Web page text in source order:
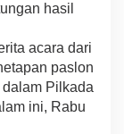
hasil
acara dari
paslon
Pilkada
ini, Rabu